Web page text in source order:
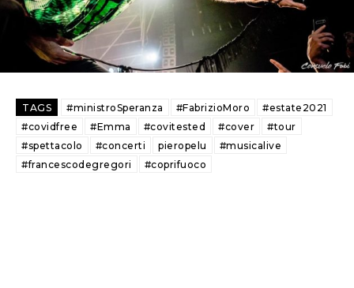
TAGS #ministroSperanza #FabrizioMoro
#estate2021
#covidfree
#Emma #covitested #cover
#tour
#spettacolo
#concerti pieropelu
#musicalive
#francescodegregori
#coprifuoco